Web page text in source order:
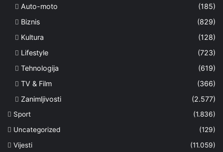
Auto-moto
(185)
Biznis
(829)
Kultura
(128)
Lifestyle
(723)
Tehnologija
(619)
TV & Film
(366)
Zanimljivosti
(2.577)
Sport
(1.836)
Uncategorized
(129)
Vijesti
(11.059)